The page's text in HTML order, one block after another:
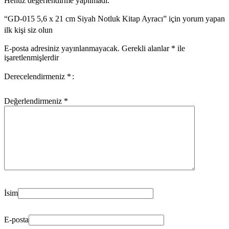
“GD-015 5,6 x 21 cm Siyah Notluk Kitap Ayracı” için yorum yapan
ilk kişi siz olun
E-posta adresiniz yayınlanmayacak. Gerekli alanlar * ile
işaretlenmişlerdir
Derecelendirmeniz *
Değerlendirmeniz *
İsim
E-posta